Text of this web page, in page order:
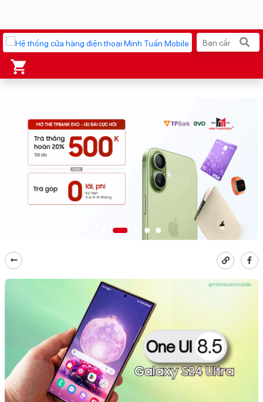
AirTag 2 Mới Galaxy Z8 Series
AirPods 4 OPPO Reno16
Apple Watch S11 Ốp lưng Pitaka
Ốp lưng Apple
Cốc sạc Apple